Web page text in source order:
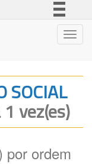
Canais
SOCIAL
vez(es)
por ordem